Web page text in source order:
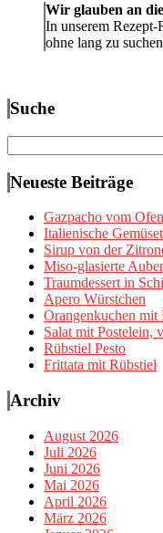
Wir glauben an
In unserem
ohne lang zu
Suche
nach:
Neueste Beiträge
Gazpacho vom
Italienische
Sirup von der
Miso-glasierte
Traumdessert in
Apero Würstchen
Orangenkuchen mit
Salat mit Postelein,
Rübstiel Pesto
Frittata mit Rübstiel
Archiv
August 2026
Juli 2026
Juni 2026
Mai 2026
April 2026
März 2026